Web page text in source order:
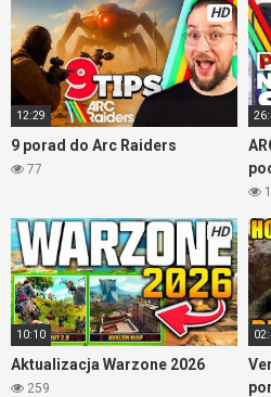
HD
12:29
9 porad do Arc Raiders
77
HD
10:10
Aktualizacja Warzone 2026
259